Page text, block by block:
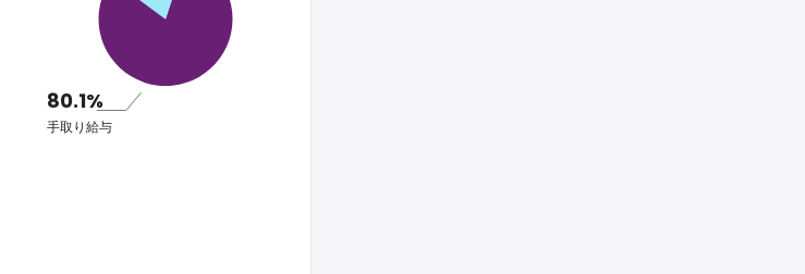
80.1%
手取り給与